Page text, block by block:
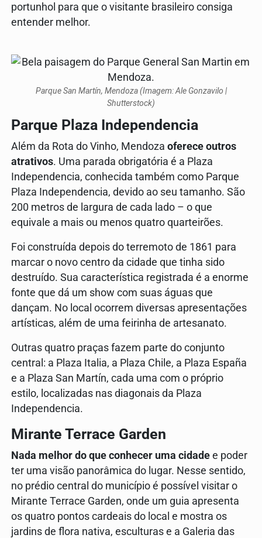
portunhol para que o visitante brasileiro consiga
entender melhor.
Parque San Martín, Mendoza (Imagem: Ale Gonzavilo |
Shutterstock)
Parque Plaza Independencia
Além da Rota do Vinho, Mendoza oferece outros
atrativos. Uma parada obrigatória é a Plaza
Independencia, conhecida também como Parque
Plaza Independencia, devido ao seu tamanho. São
200 metros de largura de cada lado – o que
equivale a mais ou menos quatro quarteirões.
Foi construída depois do terremoto de 1861 para
marcar o novo centro da cidade que tinha sido
destruído. Sua característica registrada é a enorme
fonte que dá um show com suas águas que
dançam. No local ocorrem diversas apresentações
artísticas, além de uma feirinha de artesanato.
Outras quatro praças fazem parte do conjunto
central: a Plaza Italia, a Plaza Chile, a Plaza España
e a Plaza San Martín, cada uma com o próprio
estilo, localizadas nas diagonais da Plaza
Independencia.
Mirante Terrace Garden
Nada melhor do que conhecer uma cidade e poder
ter uma visão panorâmica do lugar. Nesse sentido,
no prédio central do município é possível visitar o
Mirante Terrace Garden, onde um guia apresenta
os quatro pontos cardeais do local e mostra os
jardins de flora nativa, esculturas e a Galeria das